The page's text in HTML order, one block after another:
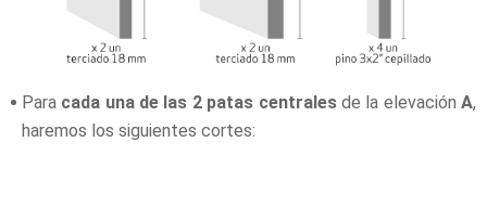
Para cada una de las 2 patas centralesde la elevaciónA,
haremos los siguientes cortes: